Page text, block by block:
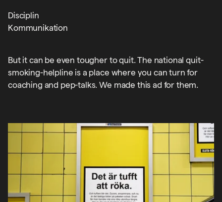
Disciplin
Kommunikation
But it can be even tougher to quit. The national quit-
smoking-helpline is a place where you can turn for
coaching and pep-talks. We made this ad for them.